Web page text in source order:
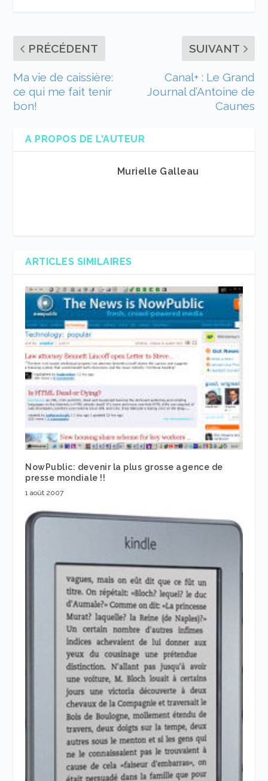
PRÉCÉDENT
Ma vie de caissière:
ce qui me fait tenir
bon!
SUIVANT
Canal+ : Le Grand
Journal d’Antoine de
Caunes
A PROPOS DE L'AUTEUR
Murielle Galleau
ARTICLES SIMILAIRES
NowPublic: devenir la plus grosse agence de
presse mondiale !!
1 août 2007